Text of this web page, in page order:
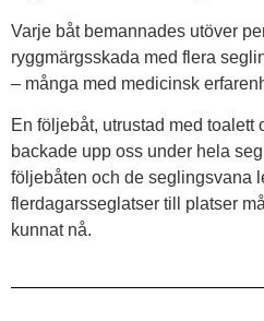
Varje båt bemannades utöver
ryggmärgsskada med flera
– många med medicinsk
En följebåt, utrustad med toalett
backade upp oss under hela
följebåten och de seglingsvana
flerdagarsseglatser till platser
kunnat nå.